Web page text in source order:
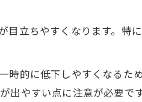
起こす生活習慣
期症状を知る
キンケア術
がカギとなる
立ちやすくなります。特
的に低下しやすくなるた
やすい点に注意が必要です